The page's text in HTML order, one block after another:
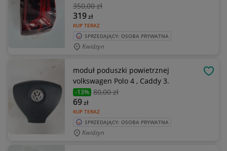
350,00 zł
KUP TERAZ
319zł
SPRZEDAJĄCY: OSOBA PRYWATNA
Kwidzyn
moduł poduszki powietrznej
volkswagen Polo 4 , Caddy 3.
-13% 80,00 zł
KUP TERAZ
69zł
SPRZEDAJĄCY: OSOBA PRYWATNA
Kwidzyn